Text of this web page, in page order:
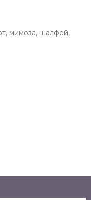
мимоза, шалфей,